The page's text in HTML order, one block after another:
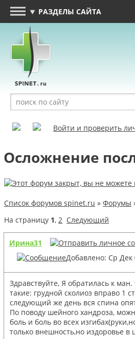
РАЗДЕЛЫ САЙТА
Войти и проверить
Осложнение
Список форумов spinet.ru » Форумы
На страницу 1, 2 Следующий
Ирина31
Добавлено: Ср Дек
Здравствуйте, Я обратилась к
такие: грудной сколиоз вправо 1
следующий же день вся спина
По поводу шейного хандроза,
боль и боль во всех
только внешность,но издоровье